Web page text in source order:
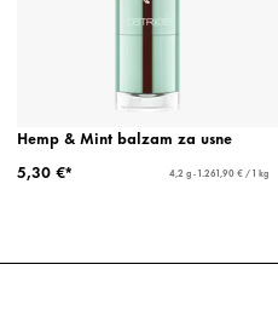
Hemp & Mint balzam za usne
5,30 €*
4,2 g - 1.261,90 € / 1 kg